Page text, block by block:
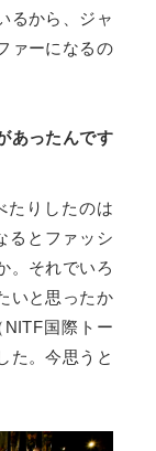
るから、ジャ
ァーになるの
あったんです
たりしたのは
るとファッシ
。それでいろ
いと思ったか
国際トー
た。今思うと